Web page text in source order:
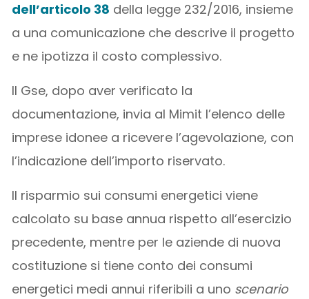
dell’articolo 38 della legge 232/2016, insieme
a una comunicazione che descrive il progetto
e ne ipotizza il costo complessivo.
Il Gse, dopo aver verificato la
documentazione, invia al Mimit l’elenco delle
imprese idonee a ricevere l’agevolazione, con
l’indicazione dell’importo riservato.
Il risparmio sui consumi energetici viene
calcolato su base annua rispetto all’esercizio
precedente, mentre per le aziende di nuova
costituzione si tiene conto dei consumi
energetici medi annui riferibili a uno scenario